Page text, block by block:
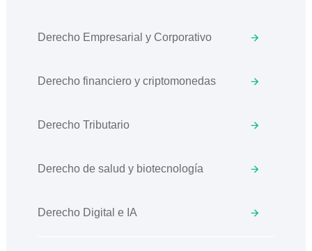
Derecho Empresarial y Corporativo
Derecho financiero y criptomonedas
Derecho Tributario
Derecho de salud y biotecnología
Derecho Digital e IA